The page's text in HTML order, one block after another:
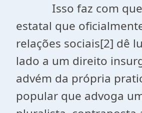
Isso faz com que
estatal que
relações sociais[2] dê
lado a um direito
advém da própria
popular que advoga